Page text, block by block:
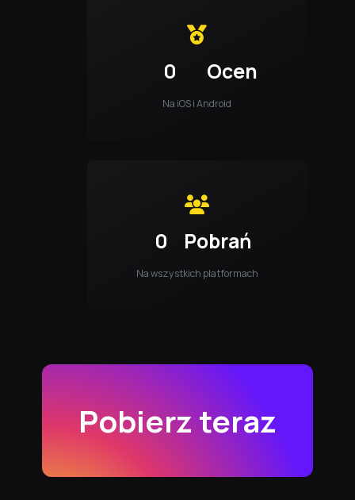
0 Ocen
Na iOS i Android
0 Pobrań
Na wszystkich platformach
Pobierz teraz